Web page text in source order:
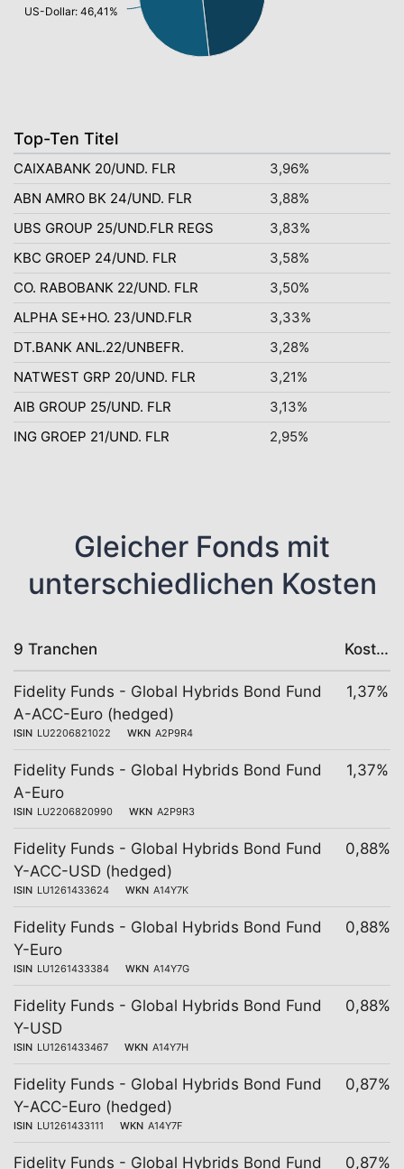
US-Dollar: 46,41%
Top-Ten Titel
CAIXABANK 20/UND. FLR
3,96%
ABN AMRO BK 24/UND. FLR
3,88%
UBS GROUP 25/UND.FLR REGS
3,83%
KBC GROEP 24/UND. FLR
3,58%
CO. RABOBANK 22/UND. FLR
3,50%
ALPHA SE+HO. 23/UND.FLR
3,33%
DT.BANK ANL.22/UNBEFR.
3,28%
NATWEST GRP 20/UND. FLR
3,21%
AIB GROUP 25/UND. FLR
3,13%
ING GROEP 21/UND. FLR
2,95%
Gleicher Fonds mit
unterschiedlichen Kosten
9 Tranchen Kosten
Fidelity Funds - Global Hybrids Bond Fund
A-ACC-Euro (hedged)
ISIN LU2206821022 WKN A2P9R4
1,37%
Fidelity Funds - Global Hybrids Bond Fund
A-Euro
ISIN LU2206820990 WKN A2P9R3
1,37%
Fidelity Funds - Global Hybrids Bond Fund
Y-ACC-USD (hedged)
ISIN LU1261433624 WKN A14Y7K
0,88%
Fidelity Funds - Global Hybrids Bond Fund
Y-Euro
ISIN LU1261433384 WKN A14Y7G
0,88%
Fidelity Funds - Global Hybrids Bond Fund
Y-USD
ISIN LU1261433467 WKN A14Y7H
0,88%
Fidelity Funds - Global Hybrids Bond Fund
Y-ACC-Euro (hedged)
ISIN LU1261433111 WKN A14Y7F
0,87%
Fidelity Funds - Global Hybrids Bond Fund 0,87%